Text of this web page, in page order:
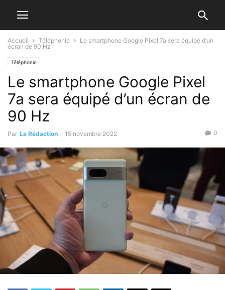
Accueil Téléphonie
Le smartphone Google Pixel 7a sera équipé d’un
écran de 90 Hz
Téléphonie
Le smartphone Google Pixel
7a sera équipé d’un écran de
90 Hz
Par La Rédaction - 15 novembre 2022 0